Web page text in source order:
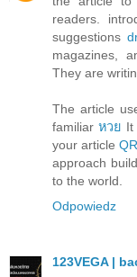
readers.
suggestions
magazines,
They are
The article
familiarหวย It
your article
approach
to the world.
Odpowiedz
123VEGA |